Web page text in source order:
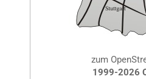
zum
1999-2026